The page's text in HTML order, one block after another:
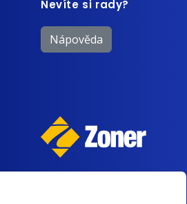
Nevíte si rady?
Nápověda